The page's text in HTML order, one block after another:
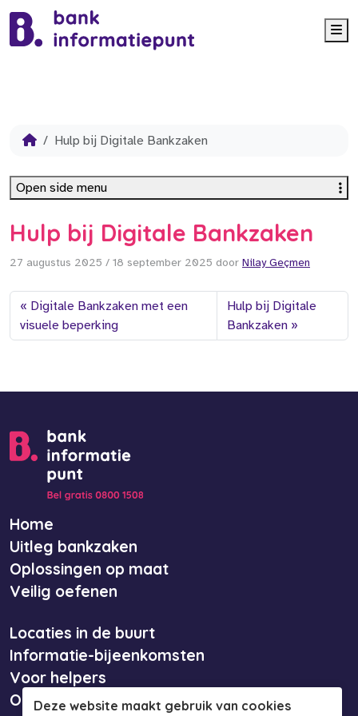
Hulp bij Digitale Bankzaken
Hulp bij Digitale Bankzaken
27 augustus 2025 / 18 september 2025 door Nilay Geçmen
Digitale Bankzaken met een
visuele beperking
Hulp bij Digitale
Bankzaken
Open side menu
Home
Uitleg bankzaken
Oplossingen op maat
Veilig oefenen
Locaties in de buurt
Informatie-bijeenkomsten
Voor helpers
Over ons
Deze website maakt gebruik van cookies